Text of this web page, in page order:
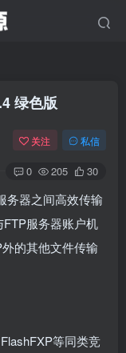
绿色版
关注 私信
0 205 30
务器之间高效传输
服务器账户机
的其他文件传输
等同类竞